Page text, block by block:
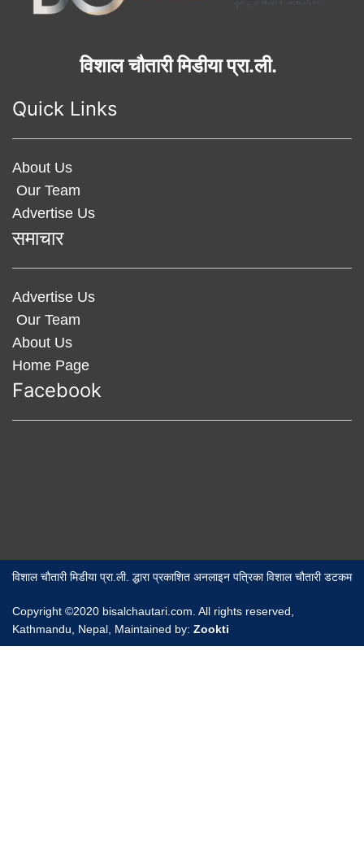
विशाल चौतारी मिडीया प्रा.ली.
Quick Links
About Us
Our Team
Advertise Us
समाचार
Advertise Us
Our Team
About Us
Home Page
Facebook
विशाल चौतारी मिडीया प्रा.ली. द्धारा प्रकाशित अनलाइन पत्रिका विशाल चौतारी डटकम
Copyright ©2020 bisalchautari.com. All rights reserved,
Kathmandu, Nepal, Maintained by: Zookti